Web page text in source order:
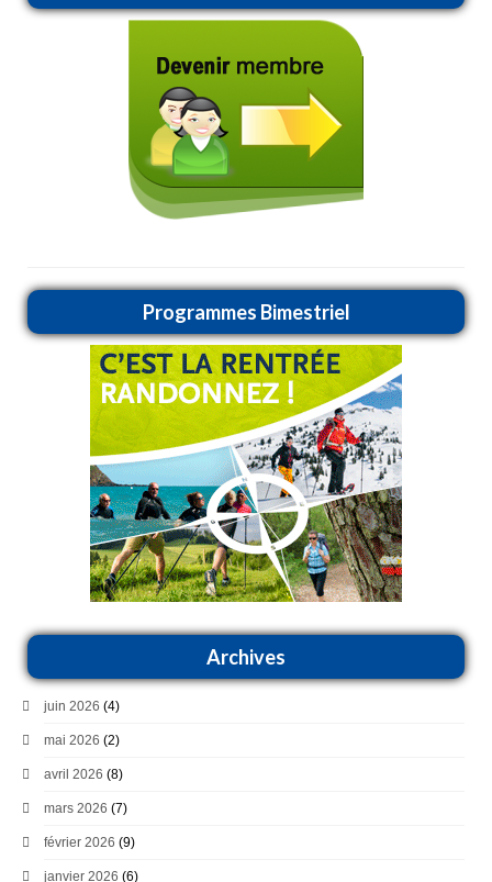
Programmes Bimestriel
Archives
juin 2026 (4)
mai 2026 (2)
avril 2026 (8)
mars 2026 (7)
février 2026 (9)
janvier 2026 (6)